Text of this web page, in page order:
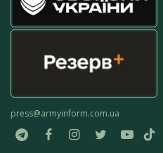
press@armyinform.com.ua